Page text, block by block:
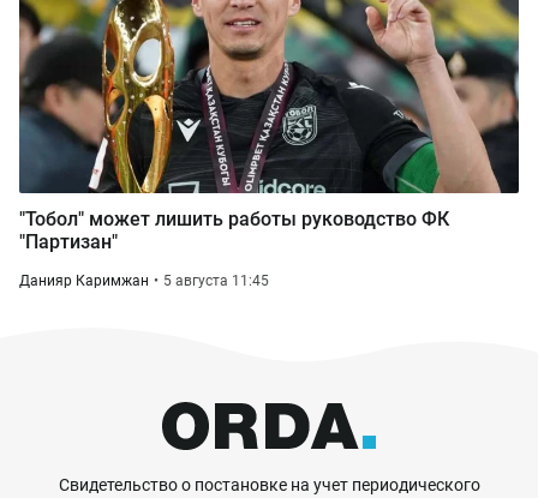
"Тобол" может лишить работы руководство ФК
"Партизан"
Данияр Каримжан 5 августа 11:45
Свидетельство о постановке на учет периодического